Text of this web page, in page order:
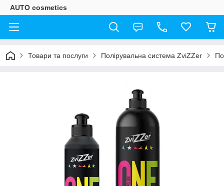
AUTO cosmetics
Товари та послуги Полірувальна система ZviZZer